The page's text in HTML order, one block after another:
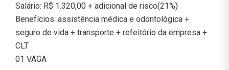
Salário: R$ 1.320,00 + adicional de risco(21%)
Benefícios: assistência médica e odontológica +
seguro de vida + transporte + refeitório da empresa +
CLT
01 VAGA